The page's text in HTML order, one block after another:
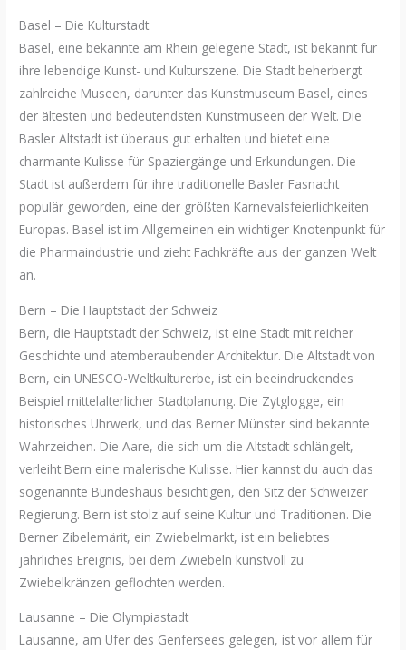
Basel – Die Kulturstadt
Basel, eine bekannte am Rhein gelegene Stadt, ist bekannt für
ihre lebendige Kunst- und Kulturszene. Die Stadt beherbergt
zahlreiche Museen, darunter das Kunstmuseum Basel, eines
der ältesten und bedeutendsten Kunstmuseen der Welt. Die
Basler Altstadt ist überaus gut erhalten und bietet eine
charmante Kulisse für Spaziergänge und Erkundungen. Die
Stadt ist außerdem für ihre traditionelle Basler Fasnacht
populär geworden, eine der größten Karnevalsfeierlichkeiten
Europas. Basel ist im Allgemeinen ein wichtiger Knotenpunkt für
die Pharmaindustrie und zieht Fachkräfte aus der ganzen Welt
an.
Bern – Die Hauptstadt der Schweiz
Bern, die Hauptstadt der Schweiz, ist eine Stadt mit reicher
Geschichte und atemberaubender Architektur. Die Altstadt von
Bern, ein UNESCO-Weltkulturerbe, ist ein beeindruckendes
Beispiel mittelalterlicher Stadtplanung. Die Zytglogge, ein
historisches Uhrwerk, und das Berner Münster sind bekannte
Wahrzeichen. Die Aare, die sich um die Altstadt schlängelt,
verleiht Bern eine malerische Kulisse. Hier kannst du auch das
sogenannte Bundeshaus besichtigen, den Sitz der Schweizer
Regierung. Bern ist stolz auf seine Kultur und Traditionen. Die
Berner Zibelemärit, ein Zwiebelmarkt, ist ein beliebtes
jährliches Ereignis, bei dem Zwiebeln kunstvoll zu
Zwiebelkränzen geflochten werden.
Lausanne – Die Olympiastadt
Lausanne, am Ufer des Genfersees gelegen, ist vor allem für